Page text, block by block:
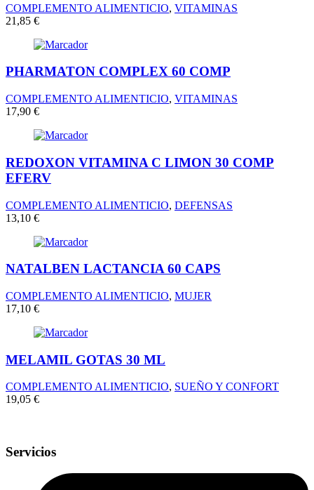
COMPLEMENTO ALIMENTICIO, VITAMINAS
21,85 €
PHARMATON COMPLEX 60 COMP
COMPLEMENTO ALIMENTICIO, VITAMINAS
17,90 €
REDOXON VITAMINA C LIMON 30 COMP
EFERV
COMPLEMENTO ALIMENTICIO, DEFENSAS
13,10 €
NATALBEN LACTANCIA 60 CAPS
COMPLEMENTO ALIMENTICIO, MUJER
17,10 €
MELAMIL GOTAS 30 ML
COMPLEMENTO ALIMENTICIO, SUEÑO Y CONFORT
19,05 €
Servicios